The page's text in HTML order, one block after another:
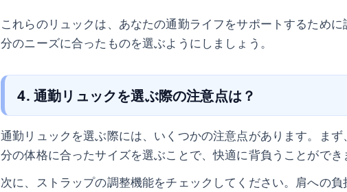
これらのリュックは、あなたの通勤ライフをサポートするため
分のニーズに合ったものを選ぶようにしましょう。
4. 通勤リュックを選ぶ際の注意点は？
通勤リュックを選ぶ際には、いくつかの注意点があります。ま
分の体格に合ったサイズを選ぶことで、快適に背負うことができ
次に、ストラップの調整機能をチェックしてください。肩への